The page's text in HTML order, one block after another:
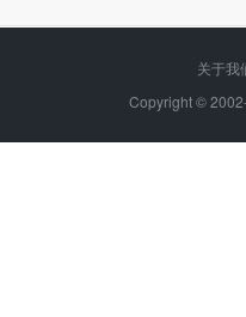
关于我
Copyright ©